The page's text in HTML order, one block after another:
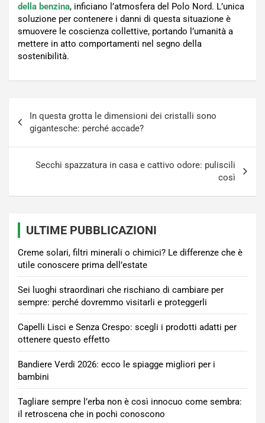
della benzina, inficiano l’atmosfera del Polo Nord. L’unica
soluzione per contenere i danni di questa situazione è
smuovere le coscienza collettive, portando l’umanità a
mettere in atto comportamenti nel segno della
sostenibilità.
articoli
In questa grotta le dimensioni dei cristalli sono
gigantesche: perché accade?
Secchi spazzatura in casa e cattivo odore: puliscili
così
ULTIME PUBBLICAZIONI
Creme solari, filtri minerali o chimici? Le differenze che è
utile conoscere prima dell’estate
Sei luoghi straordinari che rischiano di cambiare per
sempre: perché dovremmo visitarli e proteggerli
Capelli Lisci e Senza Crespo: scegli i prodotti adatti per
ottenere questo effetto
Bandiere Verdi 2026: ecco le spiagge migliori per i
bambini
Tagliare sempre l’erba non è così innocuo come sembra:
il retroscena che in pochi conoscono